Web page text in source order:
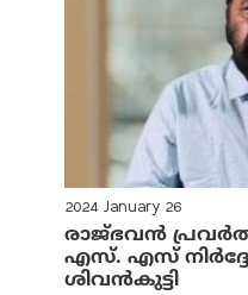
2024 January 26
രാജ്ഭവന്‍
എസ്. എസ്
ശിവന്‍കുട്ടി